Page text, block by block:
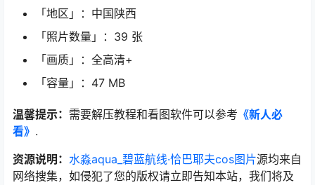
「地区」：中国陕西
「照片数量」：39 张
「画质」：全高清+
「容量」：47 MB
温馨提示： 需要解压教程和看图软件可以参考 《新人必
看》 .
资源说明： 水淼aqua_碧蓝航线·恰巴耶夫cos图片源均来自
网络搜集，如侵犯了您的版权请立即告知本站，我们将及